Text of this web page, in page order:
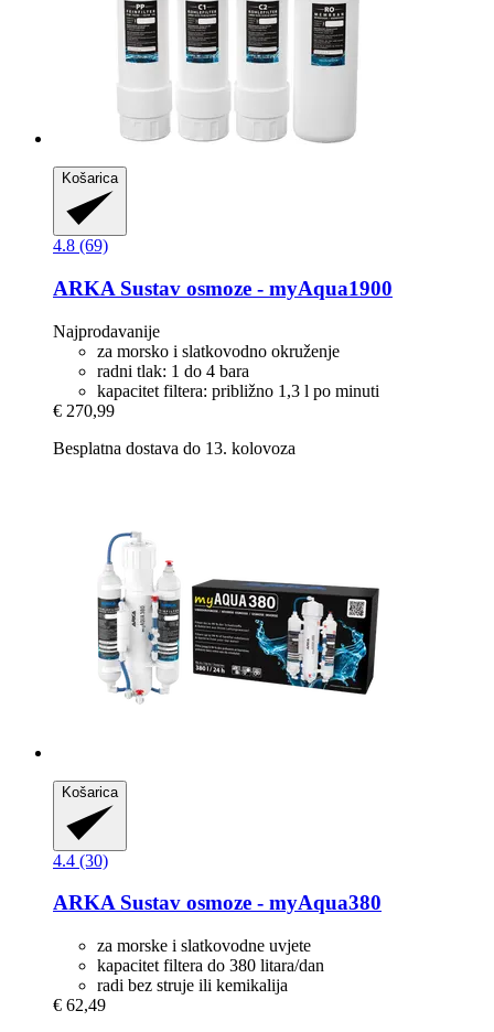
Košarica
4.8 (69)
ARKA Sustav osmoze -​ myAqua1900
Najprodavanije
za morsko i slatkovodno okruženje
radni tlak: 1 do 4 bara
kapacitet filtera: približno 1,3 l po minuti
€ 270,99
Besplatna dostava do 13. kolovoza
Košarica
4.4 (30)
ARKASustav osmoze -​ myAqua380
za morske i slatkovodne uvjete
kapacitet filtera do 380 litara/dan
radi bez struje ili kemikalija
€ 62,49